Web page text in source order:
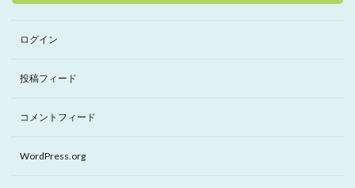
ログイン
投稿フィード
コメントフィード
WordPress.org